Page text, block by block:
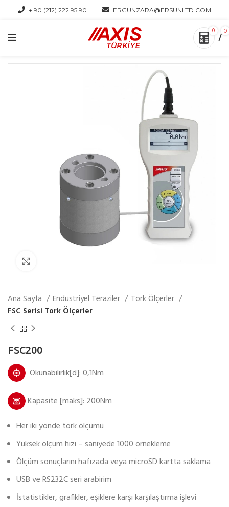
+ 90 (212) 222 95 90 ERGUNZARA@ERSUNLTD.COM
0 0
/
Ana Sayfa Endüstriyel Teraziler
Tork Ölçerler
FSC Serisi Tork Ölçerler
FSC200
Okunabilirlik[d]: 0,1Nm
Kapasite [maks]: 200Nm
Her iki yönde tork ölçümü
Yüksek ölçüm hızı – saniyede 1000 örnekleme
Ölçüm sonuçlarını hafızada veya microSD kartta saklama
USB ve RS232C seri arabirim
İstatistikler, grafikler, eşiklere karşı karşılaştırma işlevi